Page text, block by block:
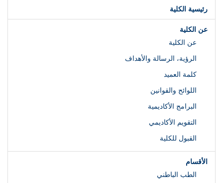
رئيسية الكلية
عن الكلية
عن الكلية
الرؤية، الرسالة والأهداف
كلمة العميد
اللوائح والقوانين
البرامج الأكاديمية
التقويم الأكاديمي
القبول للكلية
الأقسام
الطب الباطني